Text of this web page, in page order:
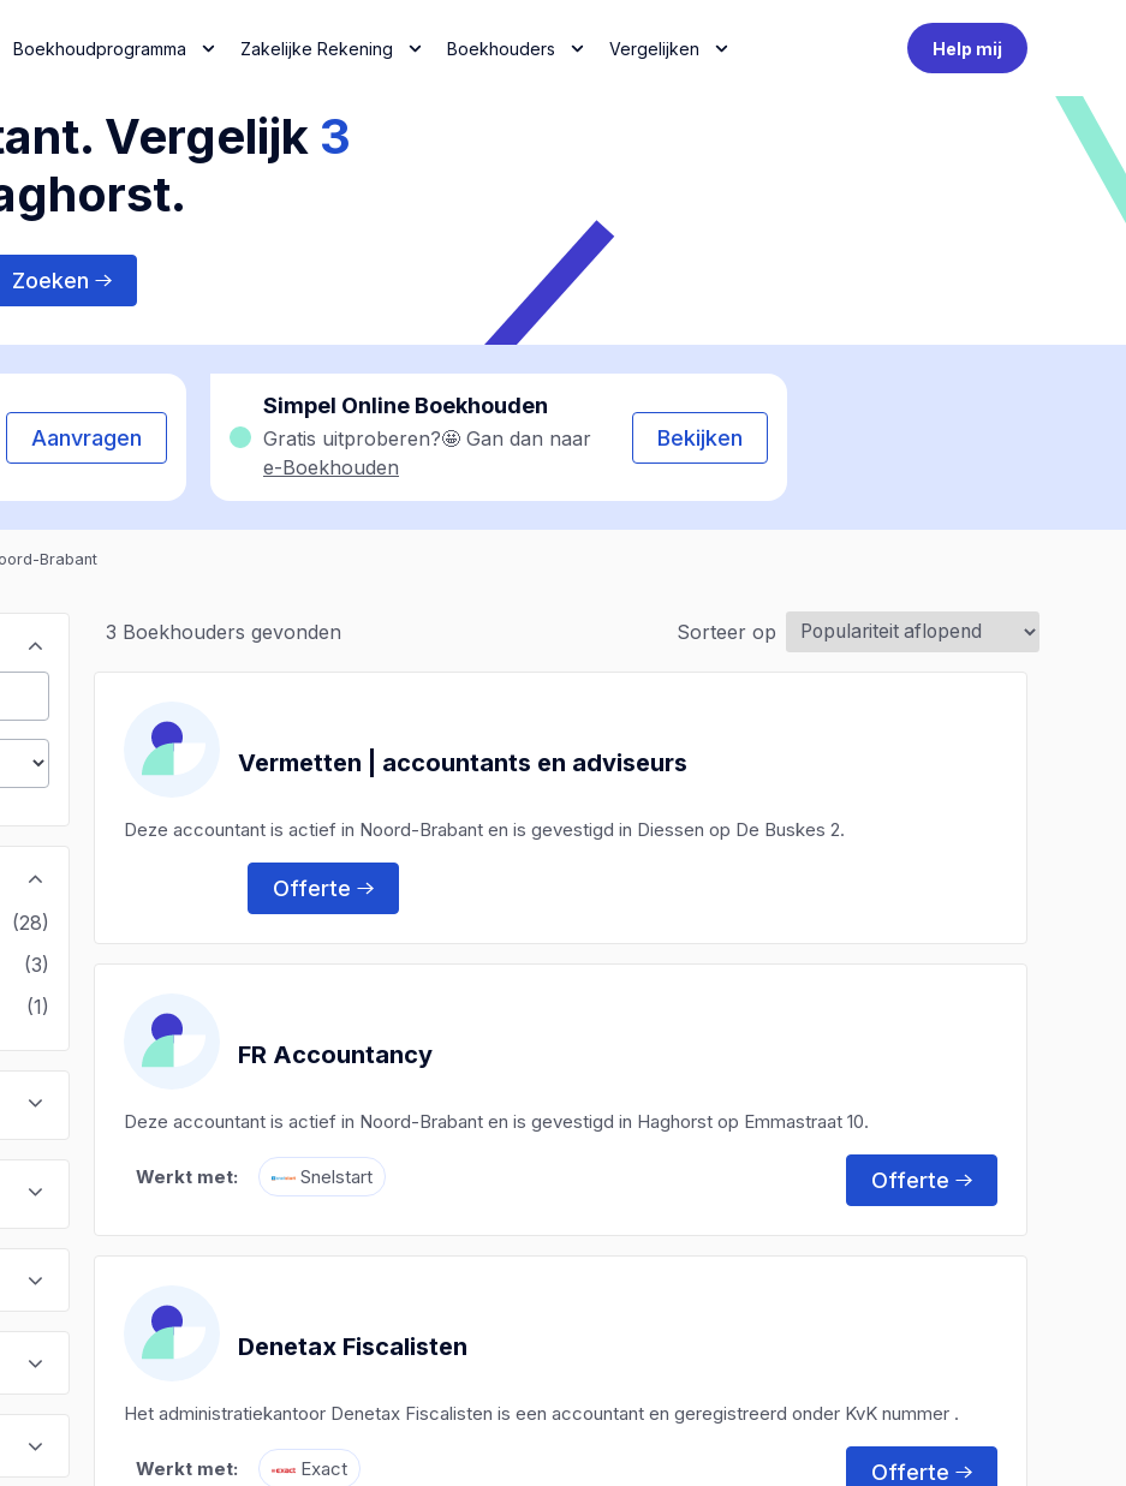
Boekhoudprogramma Zakelijke Rekening Boekhouders Vergelijken Help mij
Vergelijk 3
Zoeken
Aanvragen
Simpel Online Boekhouden
Gratis uitproberen?🤩 Gan dan naar
e-Boekhouden
Bekijken
Brabant
(28)
(3)
(1)
3 Boekhouders gevonden Sorteer op
Vermetten | accountants en adviseurs
Deze accountant is actief in Noord-Brabant en is gevestigd in Diessen op De Buskes 2.
Offerte
FR Accountancy
Deze accountant is actief in Noord-Brabant en is gevestigd in Haghorst op Emmastraat 10.
Werkt met: Snelstart Offerte
Denetax Fiscalisten
Het administratiekantoor Denetax Fiscalisten is een accountant en geregistreerd onder KvK nummer .
Werkt met: Exact Offerte